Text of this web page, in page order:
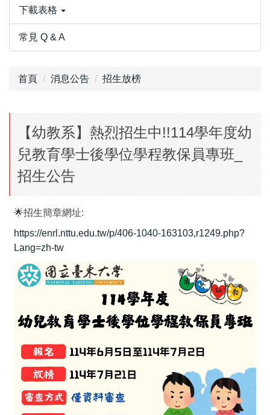
下載表格
常見 Q & A
首頁 消息公告 招生放榜
【幼教系】熱烈招生中!!114學年度幼
兒教育學士後學位學程教保員專班_
招生公告
🌟招生簡章網址:
https://enrl.nttu.edu.tw/p/406-1040-163103,r1249.php?
Lang=zh-tw